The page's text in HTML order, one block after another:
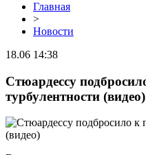
Главная
>
Новости
18.06 14:38
Стюардессу
турбулентности (видео)